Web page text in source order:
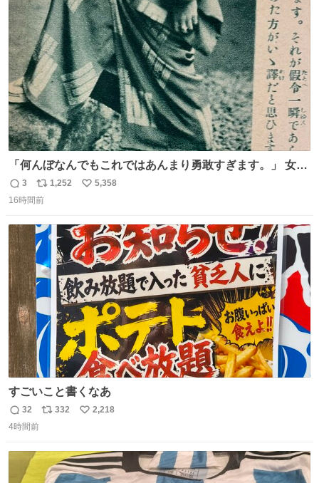
る恐る部屋の扉を開けた先にこの光景が待ってた時の少年
の反応を答えよ
ト
数
数
「何んぼなんでもこれではあんまり勇敢すぎます。」 女性
の立ち振る舞い指南コーナーで、大股を「下品」や「はし
たない」という言葉を使わず「勇敢すぎます」と洒落っ気
っていきたい… （昭和4年婦人倶楽部新年号より）
返
信
3
リ
ポ
ト
数
1,252
い
数
5,358
16時間前
すごいこと書くなあ
返
信
32
リ
ト
数
332
い
数
2,218
4時間前